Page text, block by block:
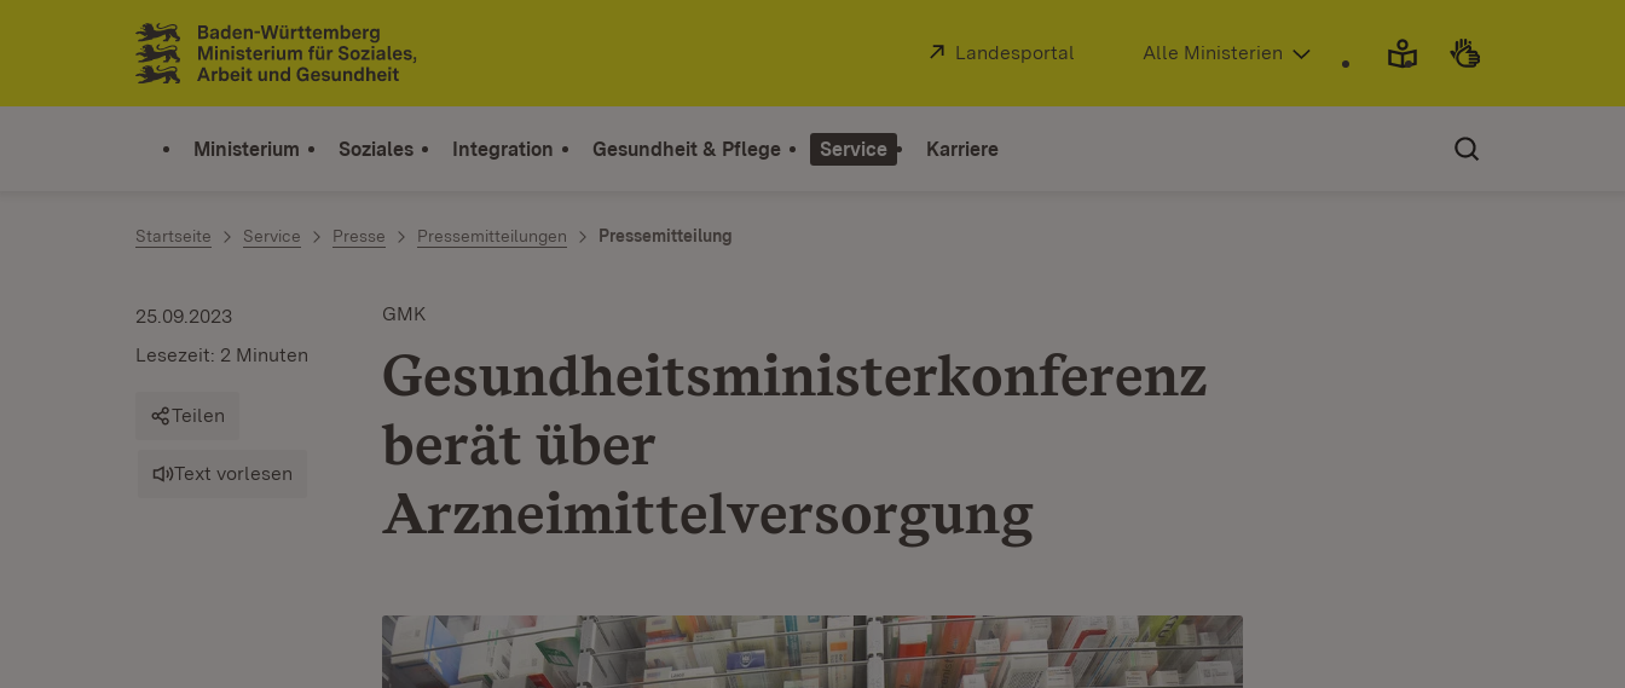
Zum Inhalt springen
Link zur Startseite
Extern:
Landesportal (Öffnet in neuem Fenster)
Alle Ministerien
Ministerium Soziales Integration Gesundheit & Pflege Service Karriere
Startseite Service Presse Pressemitteilungen Pressemitteilung
GMK
Gesundheitsministerkonferenz
berät über
Arzneimittelversorgung
25.09.2023
Lesezeit: 2 Minuten
Teilen
Text vorlesen